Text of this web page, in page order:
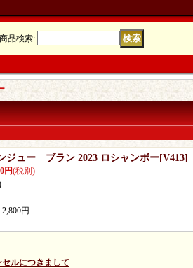
商品検索:
ジュー ブラン 2023 ロシャンボー[V413]
円(税別)
2,800円
ルにつきまして